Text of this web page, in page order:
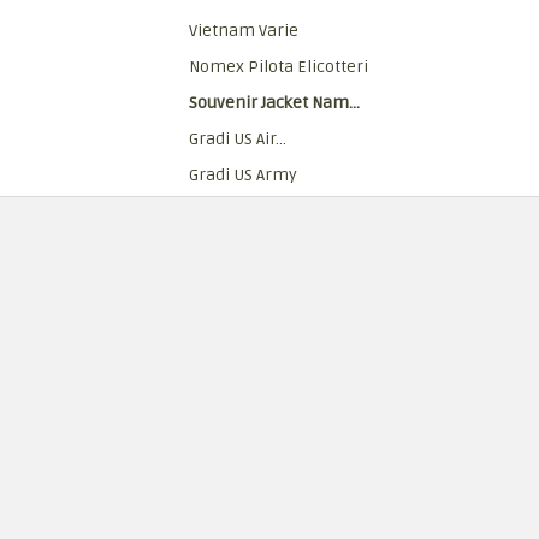
Vietnam Varie
Nomex Pilota Elicotteri
Souvenir Jacket Nam...
Gradi US Air...
Gradi US Army